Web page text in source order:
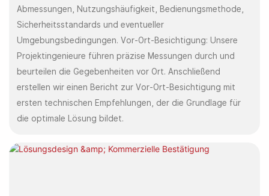
Abmessungen, Nutzungshäufigkeit, Bedienungsmethode,
Sicherheitsstandards und eventueller
Umgebungsbedingungen. Vor-Ort-Besichtigung: Unsere
Projektingenieure führen präzise Messungen durch und
beurteilen die Gegebenheiten vor Ort. Anschließend
erstellen wir einen Bericht zur Vor-Ort-Besichtigung mit
ersten technischen Empfehlungen, der die Grundlage für
die optimale Lösung bildet.